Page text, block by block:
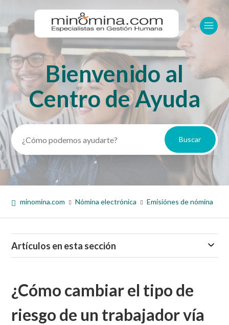
BúsquedaBienvenido al
Centro de Ayuda
minomina.com Nómina electrónica Emisiónes de nómina
Artículos en esta sección
¿Cómo cambiar el tipo de
riesgo de un trabajador vía